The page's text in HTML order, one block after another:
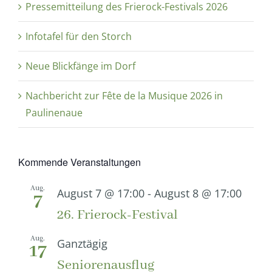
Pressemitteilung des Frierock-Festivals 2026
Infotafel für den Storch
Neue Blickfänge im Dorf
Nachbericht zur Fête de la Musique 2026 in
Paulinenaue
Kommende Veranstaltungen
Aug.
7 August 7 @ 17:00 - August 8 @ 17:00
26. Frierock-Festival
Aug.
17 Ganztägig
Seniorenausflug